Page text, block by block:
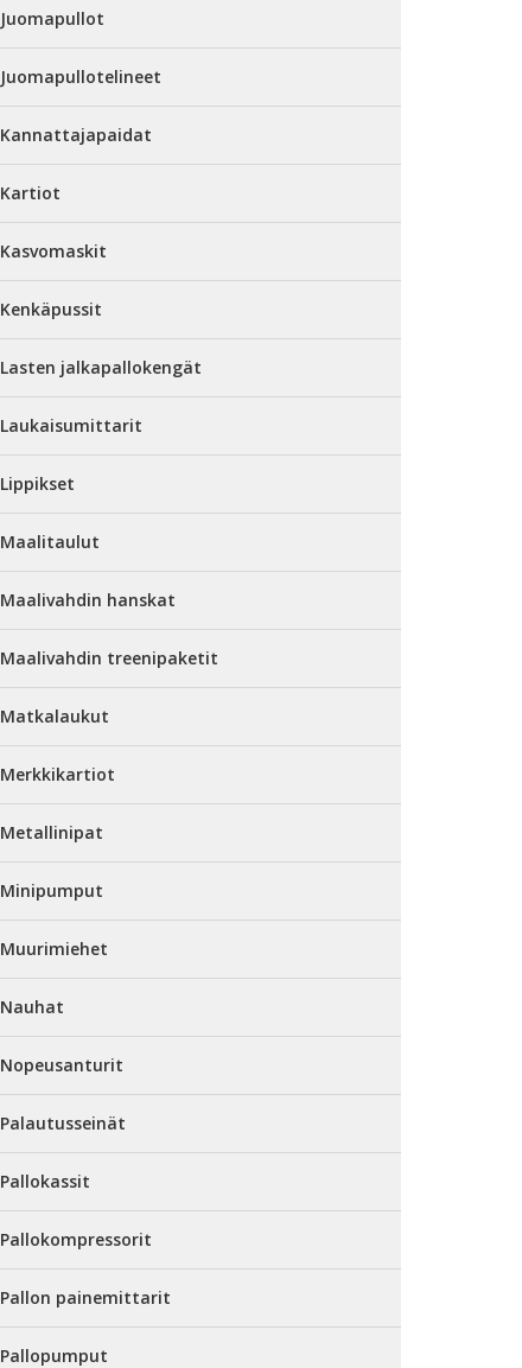
Juomapullot
Juomapullotelineet
Kannattajapaidat
Kartiot
Kasvomaskit
Kenkäpussit
Lasten jalkapallokengät
Laukaisumittarit
Lippikset
Maalitaulut
Maalivahdin hanskat
Maalivahdin treenipaketit
Matkalaukut
Merkkikartiot
Metallinipat
Minipumput
Muurimiehet
Nauhat
Nopeusanturit
Palautusseinät
Pallokassit
Pallokompressorit
Pallon painemittarit
Pallopumput